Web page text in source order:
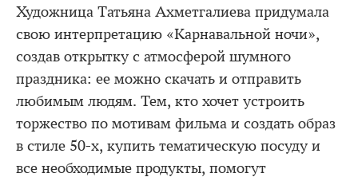
Художница Татьяна Ахметгалиева придумала
свою интерпретацию «Карнавальной ночи»,
создав открытку с атмосферой шумного
праздника: ее можно скачать и отправить
любимым людям. Тем, кто хочет устроить
торжество по мотивам фильма и создать образ
в стиле 50-х, купить тематическую посуду и
все необходимые продукты, помогут